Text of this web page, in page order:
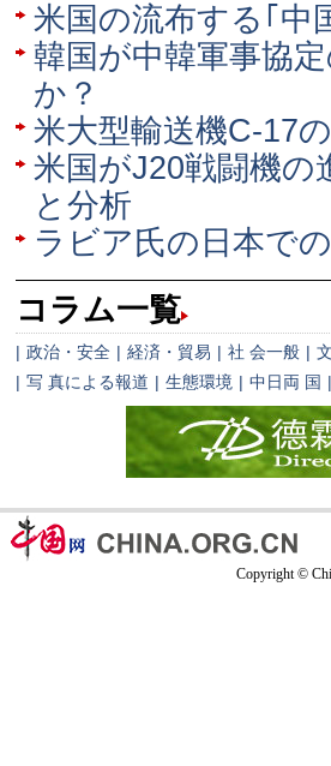
米国の流布する｢中
韓国が中韓軍事協
か？
米大型輸送機C-17
米国がJ20戦闘機
と分析
ラビア氏の日本で
コラム一覧
| 政治・安全 | 経済・貿易 | 社 会一般 |
| 写 真による報道 | 生態環境 | 中日両 国 |